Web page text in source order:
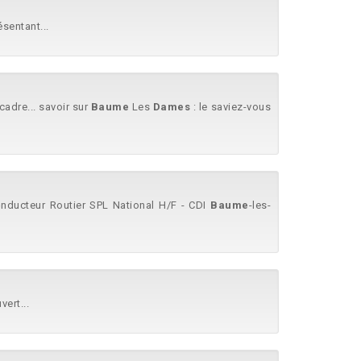
savoir sur Baume Les Dames : le saviez-vous
Routier SPL National H/F - CDI Baume-les-